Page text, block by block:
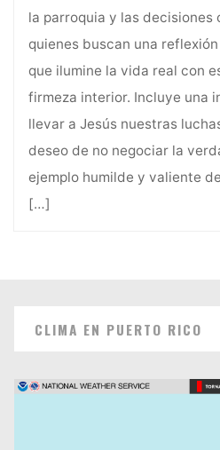
la parroquia y las decisiones
quienes buscan una
que ilumine la vida real con
firmeza interior. Incluye una
llevar a Jesús nuestras
deseo de no negociar la
ejemplo humilde y valiente
[…]
CLIMA EN PUERTO RICO